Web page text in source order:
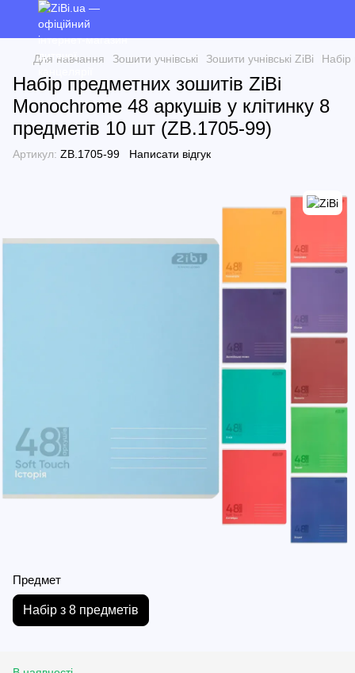
Для навчання Зошити учнівські Зошити учнівські ZiBi Набір
Набір предметних зошитів ZiBi
Monochrome 48 аркушів у клітинку 8
предметів 10 шт (ZB.1705-99)
Артикул: ZB.1705-99 Написати відгук
Предмет
Набір з 8 предметів